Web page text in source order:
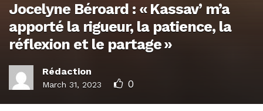
Jocelyne Béroard : « Kassav’ m’a
apporté la rigueur, la patience, la
réflexion et le partage »
Rédaction
March 31, 2023 0